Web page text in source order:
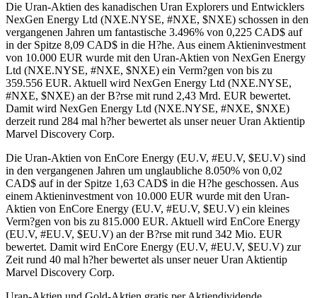
Die Uran-Aktien des kanadischen Uran Explorers und Entwicklers
NexGen Energy Ltd (NXE.NYSE, #NXE, $NXE) schossen in den
vergangenen Jahren um fantastische 3.496% von 0,225 CAD$ auf
in der Spitze 8,09 CAD$ in die H?he. Aus einem Aktieninvestment
von 10.000 EUR wurde mit den Uran-Aktien von NexGen Energy
Ltd (NXE.NYSE, #NXE, $NXE) ein Verm?gen von bis zu
359.556 EUR. Aktuell wird NexGen Energy Ltd (NXE.NYSE,
#NXE, $NXE) an der B?rse mit rund 2,43 Mrd. EUR bewertet.
Damit wird NexGen Energy Ltd (NXE.NYSE, #NXE, $NXE)
derzeit rund 284 mal h?her bewertet als unser neuer Uran Aktientip
Marvel Discovery Corp.
Die Uran-Aktien von EnCore Energy (EU.V, #EU.V, $EU.V) sind
in den vergangenen Jahren um unglaubliche 8.050% von 0,02
CAD$ auf in der Spitze 1,63 CAD$ in die H?he geschossen. Aus
einem Aktieninvestment von 10.000 EUR wurde mit den Uran-
Aktien von EnCore Energy (EU.V, #EU.V, $EU.V) ein kleines
Verm?gen von bis zu 815.000 EUR. Aktuell wird EnCore Energy
(EU.V, #EU.V, $EU.V) an der B?rse mit rund 342 Mio. EUR
bewertet. Damit wird EnCore Energy (EU.V, #EU.V, $EU.V) zur
Zeit rund 40 mal h?her bewertet als unser neuer Uran Aktientip
Marvel Discovery Corp.